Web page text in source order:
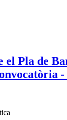
el Pla de
-